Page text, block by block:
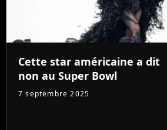
Cette star américaine a dit
non au Super Bowl
7 septembre 2025